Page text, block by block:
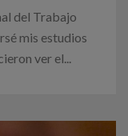
del Trabajo
mis estudios
ver el...